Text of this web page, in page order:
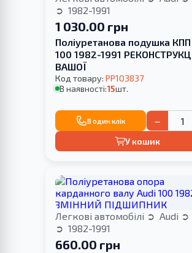
1982-1991
1 030.00 грн
Поліуретанова подушка
100 1982-1991
ВАШОЇ
Код товару: PP103837
В наявності:15шт.
В один клік −
У кошик
Легкові автомобілі Audi
1982-1991
660.00 грн